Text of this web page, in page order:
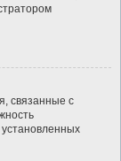
связанные с